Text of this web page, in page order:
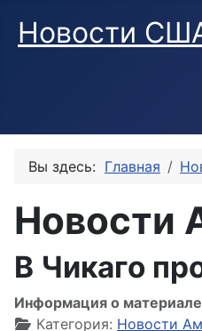
Новости
Вы здесь: Главная
Новости
В Чикаго
Информация о материале
Категория: Новости